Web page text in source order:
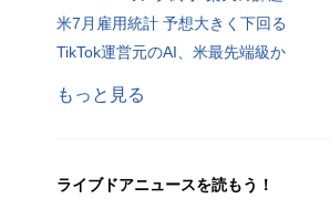
米7月雇用統計 予想大きく下回る
TikTok運営元のAI、米最先端級か
もっと見る
ライブドアニュースを読もう！